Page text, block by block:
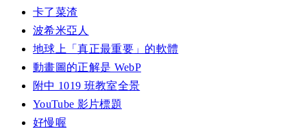
卡了菜渣
波希米亞人
地球上「真正最重要」的軟體
動畫圖的正解是 WebP
附中 1019 班教室全景
YouTube 影片標題
好慢喔